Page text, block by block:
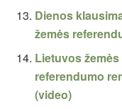
Dienos
žemės
Lietuvos
referendumo
(video)